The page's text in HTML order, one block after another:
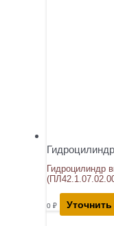
Гидроцилиндр
0 ₽